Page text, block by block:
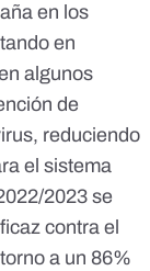
en los
en
algunos
de
reduciendo
el sistema
2023 se
contra el
a un 86%